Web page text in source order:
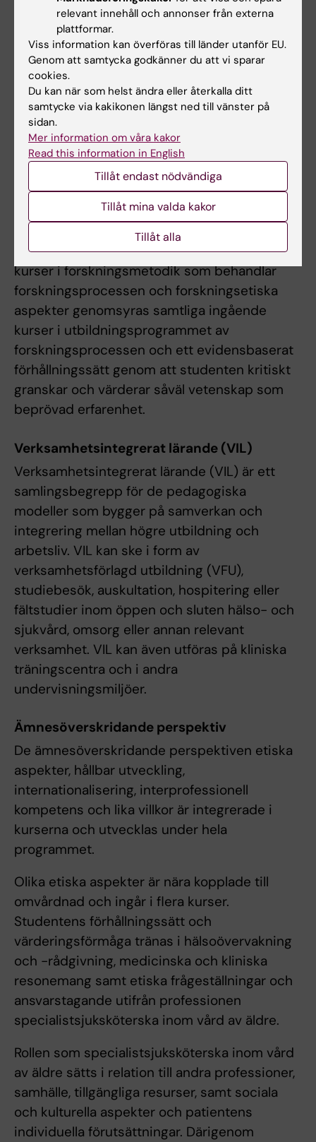
lärande, innovativ och kreativ
verksamhetsförlagd utbildning samt
interaktion och relation som
framgångsfaktorer i all personcentrerad och
säker vård.
Vetenskapliga kunskaper, färdigheter och
förhållningssätt
De vetenskapliga kunskaper som studenterna
har från tidigare utbildning på grundnivå,
fördjupas genom kurser i vetenskaplig
metodik, evidensbaserad omvårdnad och ett
självständigt examensarbete. Utöver två
kurser i forskningsmetodik som behandlar
forskningsprocessen och forskningsetiska
aspekter genomsyras samtliga ingående
kurser i utbildningsprogrammet av
forskningsprocessen och ett evidensbaserat
förhållningssätt genom att studenten kritiskt
granskar och värderar såväl vetenskap som
beprövad erfarenhet.
Verksamhetsintegrerat lärande (VIL)
Verksamhetsintegrerat lärande (VIL) är ett
samlingsbegrepp för de pedagogiska
modeller som bygger på samverkan och
integrering mellan högre utbildning och
arbetsliv. VIL kan ske i form av
verksamhetsförlagd utbildning (VFU),
studiebesök, auskultation, hospitering eller
fältstudier inom öppen och sluten hälso- och
sjukvård, omsorg eller annan relevant
verksamhet. VIL kan även utföras på kliniska
träningscentra och i andra
undervisningsmiljöer.
Ämnesöverskridande perspektiv
De ämnesöverskridande perspektiven etiska
aspekter, hållbar utveckling,
internationalisering, interprofessionell
kompetens och lika villkor är integrerade i
kurserna och utvecklas under hela
programmet.
Olika etiska aspekter är nära kopplade till
omvårdnad och ingår i flera kurser.
Studentens förhållningssätt och
värderingsförmåga tränas i hälsoövervakning
och -rådgivning, medicinska och kliniska
resonemang samt etiska frågeställningar och
ansvarstagande utifrån professionen
specialistsjuksköterska inom vård av äldre.
Rollen som specialistsjuksköterska inom vård
av äldre sätts i relation till andra professioner,
samhälle, tillgängliga resurser, samt sociala
och kulturella aspekter och patientens
individuella förutsättningar. Därigenom
relevant innehåll och annonser från externa
plattformar.
Viss information kan överföras till länder utanför EU.
Genom att samtycka godkänner du att vi sparar
cookies.
Du kan när som helst ändra eller återkalla ditt
samtycke via kakikonen längst ned till vänster på
sidan.
Mer information om våra kakor
Read this information in English
Tillåt endast nödvändiga
Tillåt mina valda kakor
Tillåt alla